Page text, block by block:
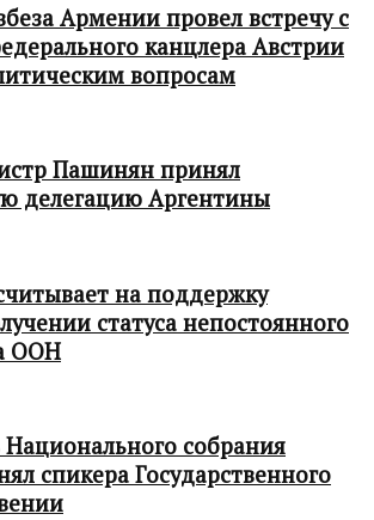
Армении провел встречу с
канцлера Австрии
вопросам
Пашинян принял
делегацию Аргентины
на поддержку
статуса непостоянного
ООН
Национального собрания
спикера Государственного